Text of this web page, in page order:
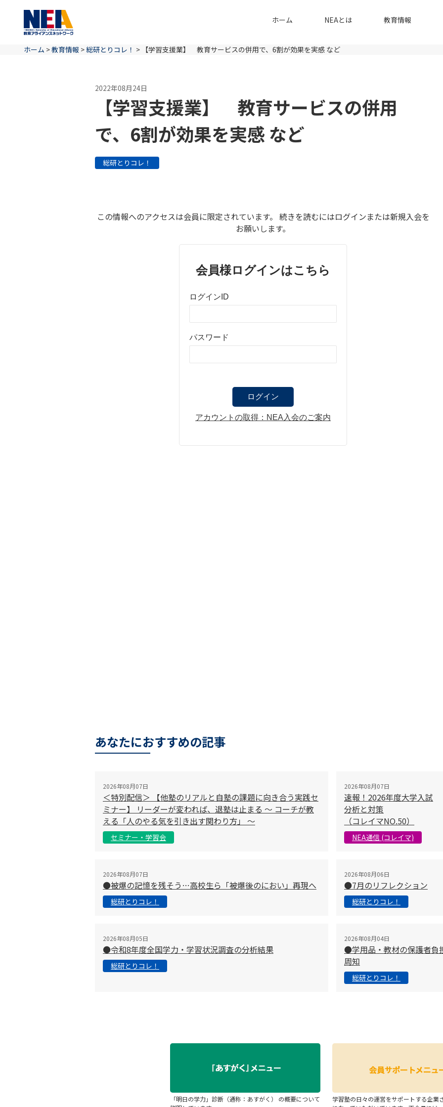
ホーム NEAとは 教育情報
ホーム >教育情報 >総研とりコレ！ > 【学習支援業】 教育サービスの併用で、6割が効果を実感 など
2022年08月24日
【学習支援業】 教育サービスの併用
で、6割が効果を実感 など
総研とりコレ！
この情報へのアクセスは会員に限定されています。 続きを読むにはログインまたは新規入会を
お願いします。
会員様ログインはこちら
ログインID
パスワード
アカウントの取得：NEA入会のご案内
あなたにおすすめの記事
2026年08月07日
＜特別配信＞ 【他塾のリアルと自塾の課題に向き合う実践セ
ミナー】 リーダーが変われば、退塾は止まる 〜 コーチが教
える「人のやる気を引き出す関わり方」 〜
セミナー・学習会
2026年08月07日
速報！2026年度大学入試
分析と対策
（コレイマNO.50）
NEA通信 (コレイマ)
2026年08月07日
●被爆の記憶を残そう…高校生ら「被爆後のにおい」再現へ
総研とりコレ！
2026年08月06日
●7月のリフレクション
総研とりコレ！
2026年08月05日
●令和8年度全国学力・学習状況調査の分析結果
総研とりコレ！
2026年08月04日
●学用品・教材の保護者負
周知
総研とりコレ！
「明日の学力」診断（通称：あすがく） の概要について
学習塾の日々の運営をサポートする企業